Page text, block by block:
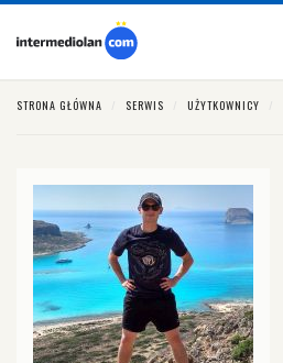
STRONA GŁÓWNA SERWIS UŻYTKOWNICY